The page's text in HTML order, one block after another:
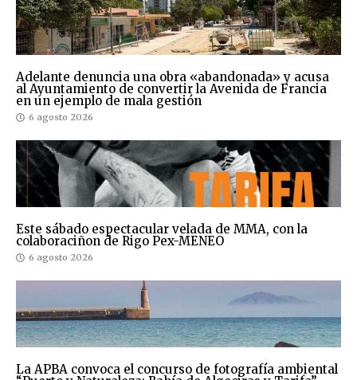
Adelante denuncia una obra «abandonada» y acusa
al Ayuntamiento de convertir la Avenida de Francia
en un ejemplo de mala gestión
6 agosto 2026
Este sábado espectacular velada de MMA, con la
colaboraciñon de Rigo Pex-MENEO
6 agosto 2026
La APBA convoca el concurso de fotografía ambiental